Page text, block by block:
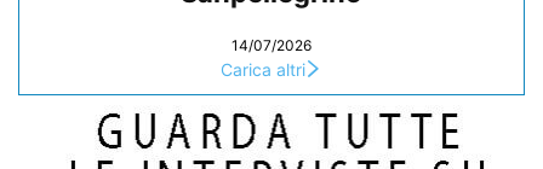
14/07/2026
Carica altri